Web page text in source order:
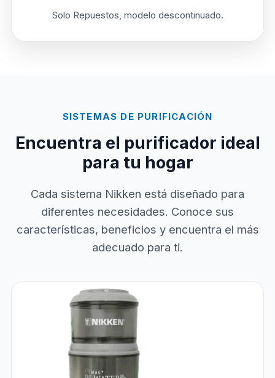
Solo Repuestos, modelo descontinuado.
SISTEMAS DE PURIFICACIÓN
Encuentra el purificador ideal
para tu hogar
Cada sistema Nikken está diseñado para
diferentes necesidades. Conoce sus
características, beneficios y encuentra el más
adecuado para ti.